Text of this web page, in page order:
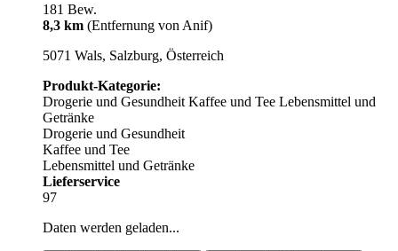
181 Bew.
8,3 km (Entfernung von Anif)
5071 Wals, Salzburg, Österreich
Produkt-Kategorie:
Drogerie und Gesundheit Kaffee und Tee Lebensmittel und
Getränke
Drogerie und Gesundheit
Kaffee und Tee
Lebensmittel und Getränke
Lieferservice
97
Daten werden geladen...